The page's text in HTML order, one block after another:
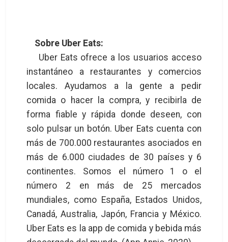
Sobre Uber Eats:
Uber Eats ofrece a los usuarios acceso
instantáneo a restaurantes y comercios
locales. Ayudamos a la gente a pedir
comida o hacer la compra, y recibirla de
forma fiable y rápida donde deseen, con
solo pulsar un botón. Uber Eats cuenta con
más de 700.000 restaurantes asociados en
más de 6.000 ciudades de 30 países y 6
continentes. Somos el número 1 o el
número 2 en más de 25 mercados
mundiales, como España, Estados Unidos,
Canadá, Australia, Japón, Francia y México.
Uber Eats es la app de comida y bebida más